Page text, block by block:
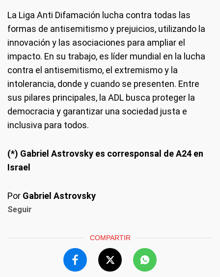
La Liga Anti Difamación lucha contra todas las
formas de antisemitismo y prejuicios, utilizando la
innovación y las asociaciones para ampliar el
impacto. En su trabajo, es líder mundial en la lucha
contra el antisemitismo, el extremismo y la
intolerancia, donde y cuando se presenten. Entre
sus pilares principales, la ADL busca proteger la
democracia y garantizar una sociedad justa e
inclusiva para todos.
(*) Gabriel Astrovsky es corresponsal de A24 en
Israel
Por Gabriel Astrovsky
Seguir
COMPARTIR